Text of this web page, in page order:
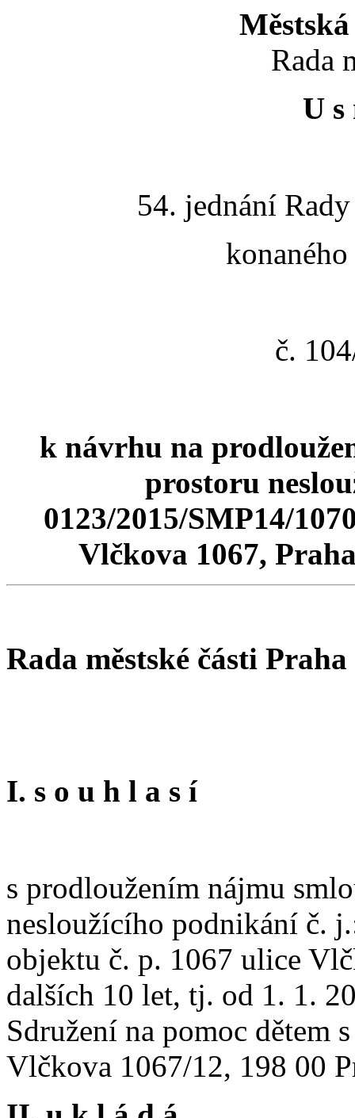
Rada
U s
54. jednání
č.
k návrhu na
prostoru
0123/2015/SMP14/
Vlčkova 1067,
Rada městské části Praha
I. s o u h l a s í
s prodloužením nájmu
nesloužícího podnikání č.
objektu č. p. 1067 ulice
dalších 10 let, tj. od 1. 1.
Sdružení na pomoc dětem
Vlčkova 1067/12, 198 00